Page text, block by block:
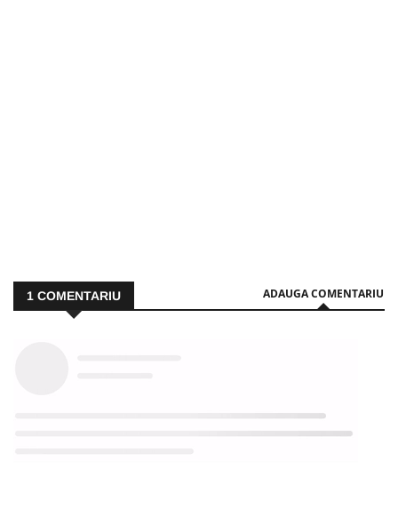
1 COMENTARIU ADAUGA COMENTARIU